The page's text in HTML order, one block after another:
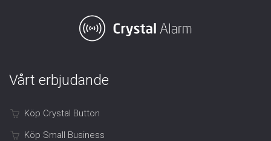
Vårt erbjudande
Köp Crystal Button
Köp Small Business